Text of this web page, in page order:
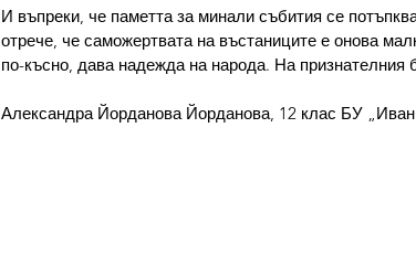
И въпреки, че паметта за минали събития се
отрече, че саможертвата на въстаниците е онова
по-късно, дава надежда на народа. На признателния
Александра Йорданова Йорданова, 12 клас БУ